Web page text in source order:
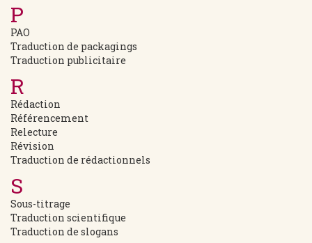
P
PAO
Traduction de packagings
Traduction publicitaire
R
Rédaction
Référencement
Relecture
Révision
Traduction de rédactionnels
S
Sous-titrage
Traduction scientifique
Traduction de slogans